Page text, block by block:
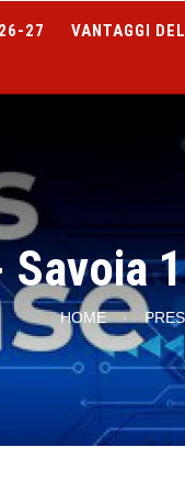
27 VANTAGGI
HOME ·